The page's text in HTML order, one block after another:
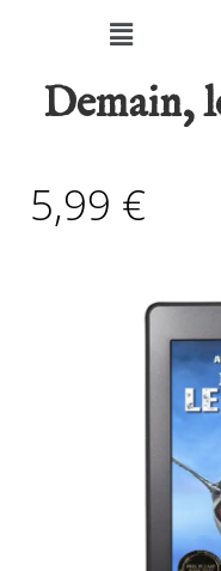
Demain,
5,99 €